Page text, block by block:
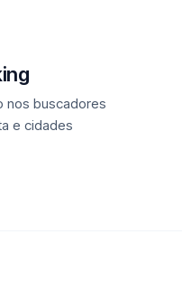
nos buscadores
e cidades